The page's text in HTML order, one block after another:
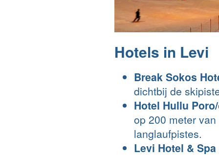
Hotels in Levi
Break Sokos
dichtbij de
Hotel Hullu
op 200 meter
langlaufpistes.
Levi Hotel & Spa